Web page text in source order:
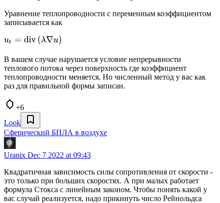
Уравнение теплопроводности с переменным коэффициентом
записывается как
В вашем случае нарушается условие непрерывности
теплового потока через поверхность где коэффициент
теплопроводности меняется. Но численный метод у вас как
раз для правильной формы записан.
+6
Look
Сферический БПЛА в воздухе
Uranix Dec 7 2022 at 09:43
Квадратичная зависимость силы сопротивления от скорости -
это только при больших скоростях. А при малых работает
формула Стокса с линейным законом. Чтобы понять какой у
вас случай реализуется, надо прикинуть число Рейнольдса